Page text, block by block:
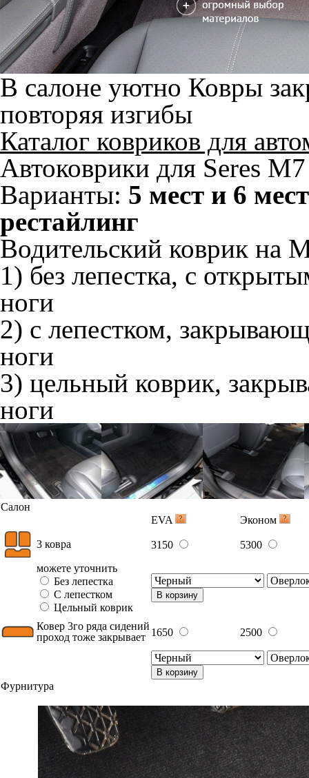
В салоне уютно Ковры
повторяя изгибы
Каталог ковриков для
Автоковрики для Seres
Варианты: 5 мест и 6 мест
рестайлинг
Водительский коврик на
1) без лепестка, с
ноги
2) с лепестком,
ноги
3) цельный коврик,
ноги
Салон
EVA
Эконом
3 ковра 3150
5300
можете уточнить
Без лепестка
С лепестком
Цельный коврик
В корзину
Ковер 3го ряда сидений
проход тоже закрывает 1650 2500
В корзину
Фурнитура